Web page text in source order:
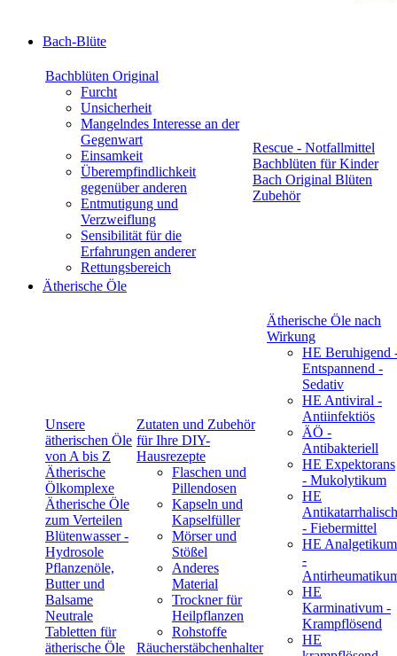
Bach-Blüte
Bachblüten Original
Furcht
Unsicherheit
Mangelndes Interesse an der
Gegenwart
Einsamkeit
Überempfindlichkeit
gegenüber anderen
Entmutigung und
Verzweiflung
Sensibilität für die
Erfahrungen anderer
Rettungsbereich
Rescue - Notfallmittel
Bachblüten für Kinder
Bach Original Blüten
Zubehör
Ätherische Öle
Unsere
ätherischen Öle
von A bis Z
Ätherische
Ölkomplexe
Ätherische Öle
zum Verteilen
Blütenwasser -
Hydrosole
Pflanzenöle,
Butter und
Balsame
Neutrale
Tabletten für
ätherische Öle
Zutaten und Zubehör
für Ihre DIY-
Hausrezepte
Flaschen und
Pillendosen
Kapseln und
Kapselfüller
Mörser und
Stößel
Anderes
Material
Trockner für
Heilpflanzen
Rohstoffe
Räucherstäbchenhalter
Ätherische Öle nach
Wirkung
HE Beruhigend
Entspannend -
Sedativ
HE Antiviral -
Antiinfektiös
ÄÖ -
Antibakteriell
HE Expektorans
- Mukolytikum
HE
Antikatarrhalisch
- Fiebermittel
HE Analgetikum
-
HE
Karminativum -
Krampflösend
HE